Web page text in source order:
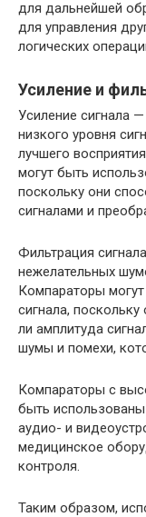
для дальнейшей
для управления
логических
Усиление и
Усиление сигнала
низкого уровня
лучшего
могут быть
поскольку они
сигналами и
Фильтрация
нежелательных
Компараторы
сигнала,
ли амплитуда
шумы и помехи,
Компараторы с
быть
аудио- и
медицинское
контроля.
Таким образом,